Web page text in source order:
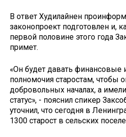
В ответ Худилайнен
законопроект подготовлен и,
первой половине этого года
примет.
«Он будет давать финансовые
полномочия старостам, чтобы
добровольных началах, а
статус», - пояснил спикер
уточнил, что сегодня в
1300 старост в сельских